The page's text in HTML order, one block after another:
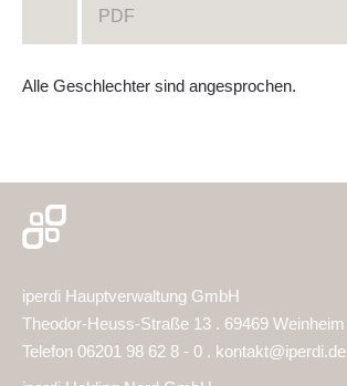
PDF
Alle Geschlechter sind angesprochen.
iperdi Hauptverwaltung GmbH
Theodor-Heuss-Straße 13 . 69469 Weinheim
Telefon 06201 98 62 8 - 0 . kontakt@iperdi.de